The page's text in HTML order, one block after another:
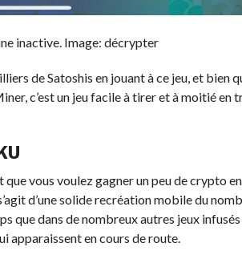
inactive. Image: décrypter
de Satoshis en jouant à ce jeu, et bien
c’est un jeu facile à tirer et à moitié en
que vous voulez gagner un peu de crypto
d’une solide recréation mobile du
que dans de nombreux autres jeux
apparaissent en cours de route.